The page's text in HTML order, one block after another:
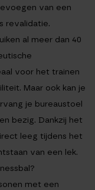
van een
revalidatie.
al meer dan 40
voor het trainen
Maar ook kan je
je bureaustoel
bezig. Dankzij het
leeg tijdens het
van een lek.
met een